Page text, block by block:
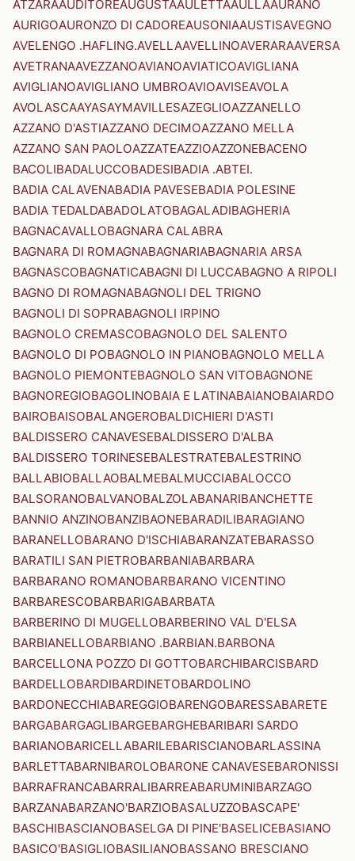
ATZARAAUDITOREAUGUSTAAULETTAAULLAAURANO
AURIGOAURONZO DI CADOREAUSONIAAUSTISAVEGNO
AVELENGO .HAFLING.AVELLAAVELLINOAVERARAAVERSA
AVETRANAAVEZZANOAVIANOAVIATICOAVIGLIANA
AVIGLIANOAVIGLIANO UMBROAVIOAVISEAVOLA
AVOLASCAAYASAYMAVILLESAZEGLIOAZZANELLO
AZZANO D'ASTIAZZANO DECIMOAZZANO MELLA
AZZANO SAN PAOLOAZZATEAZZIOAZZONEBACENO
BACOLIBADALUCCOBADESIBADIA .ABTEI.
BADIA CALAVENABADIA PAVESEBADIA POLESINE
BADIA TEDALDABADOLATOBAGALADIBAGHERIA
BAGNACAVALLOBAGNARA CALABRA
BAGNARA DI ROMAGNABAGNARIABAGNARIA ARSA
BAGNASCOBAGNATICABAGNI DI LUCCABAGNO A RIPOLI
BAGNO DI ROMAGNABAGNOLI DEL TRIGNO
BAGNOLI DI SOPRABAGNOLI IRPINO
BAGNOLO CREMASCOBAGNOLO DEL SALENTO
BAGNOLO DI POBAGNOLO IN PIANOBAGNOLO MELLA
BAGNOLO PIEMONTEBAGNOLO SAN VITOBAGNONE
BAGNOREGIOBAGOLINOBAIA E LATINABAIANOBAIARDO
BAIROBAISOBALANGEROBALDICHIERI D'ASTI
BALDISSERO CANAVESEBALDISSERO D'ALBA
BALDISSERO TORINESEBALESTRATEBALESTRINO
BALLABIOBALLAOBALMEBALMUCCIABALOCCO
BALSORANOBALVANOBALZOLABANARIBANCHETTE
BANNIO ANZINOBANZIBAONEBARADILIBARAGIANO
BARANELLOBARANO D'ISCHIABARANZATEBARASSO
BARATILI SAN PIETROBARBANIABARBARA
BARBARANO ROMANOBARBARANO VICENTINO
BARBARESCOBARBARIGABARBATA
BARBERINO DI MUGELLOBARBERINO VAL D'ELSA
BARBIANELLOBARBIANO .BARBIAN.BARBONA
BARCELLONA POZZO DI GOTTOBARCHIBARCISBARD
BARDELLOBARDIBARDINETOBARDOLINO
BARDONECCHIABAREGGIOBARENGOBARESSABARETE
BARGABARGAGLIBARGEBARGHEBARIBARI SARDO
BARIANOBARICELLABARILEBARISCIANOBARLASSINA
BARLETTABARNIBAROLOBARONE CANAVESEBARONISSI
BARRAFRANCABARRALIBARREABARUMINIBARZAGO
BARZANABARZANO'BARZIOBASALUZZOBASCAPE'
BASCHIBASCIANOBASELGA DI PINE'BASELICEBASIANO
BASICO'BASIGLIOBASILIANOBASSANO BRESCIANO